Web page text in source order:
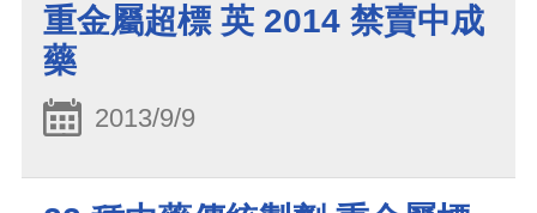
重金屬超標 英 2014 禁賣中成
藥
2013/9/9